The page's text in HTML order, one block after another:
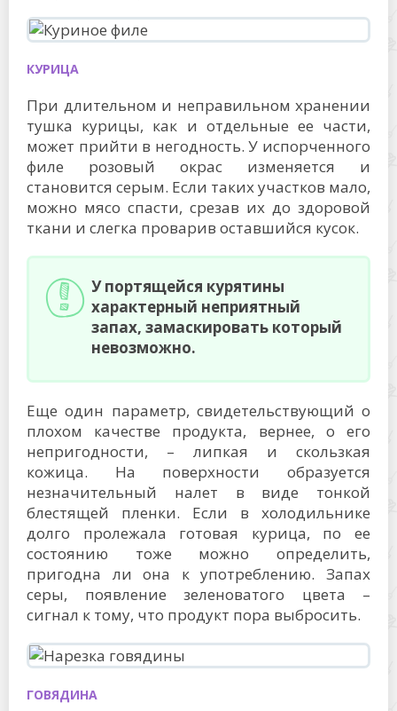
КУРИЦА
При длительном и неправильном хранении
тушка курицы, как и отдельные ее части,
может прийти в негодность. У испорченного
филе розовый окрас изменяется и
становится серым. Если таких участков мало,
можно мясо спасти, срезав их до здоровой
ткани и слегка проварив оставшийся кусок.
У портящейся курятины
характерный неприятный
запах, замаскировать который
невозможно.
Еще один параметр, свидетельствующий о
плохом качестве продукта, вернее, о его
непригодности, – липкая и скользкая
кожица. На поверхности образуется
незначительный налет в виде тонкой
блестящей пленки. Если в холодильнике
долго пролежала готовая курица, по ее
состоянию тоже можно определить,
пригодна ли она к употреблению. Запах
серы, появление зеленоватого цвета –
сигнал к тому, что продукт пора выбросить.
ГОВЯДИНА